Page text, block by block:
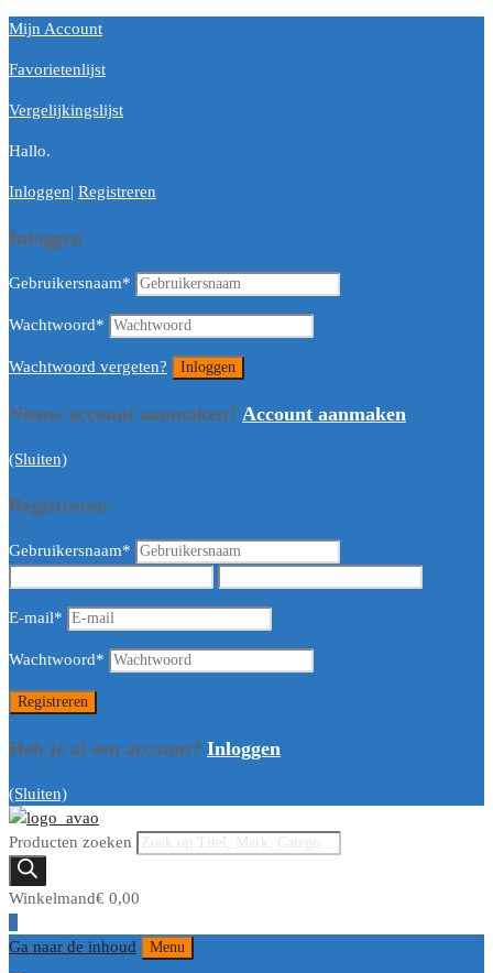
Mijn Account
Favorietenlijst
Vergelijkingslijst
Hallo.
Inloggen| Registreren
Inloggen
Gebruikersnaam*
Wachtwoord*
Wachtwoord vergeten?
Nieuw account aanmaken? Account aanmaken
(Sluiten)
Registreren
Gebruikersnaam*
E-mail*
Wachtwoord*
Heb je al een account? Inloggen
(Sluiten)
Producten zoeken
Winkelmand€ 0,00
0
Ga naar de inhoud
Menu